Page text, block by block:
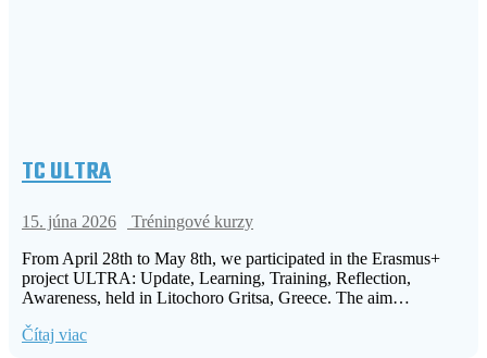
TC ULTRA
15. júna 2026
Tréningové kurzy
From April 28th to May 8th, we participated in the Erasmus+
project ULTRA: Update, Learning, Training, Reflection,
Awareness, held in Litochoro Gritsa, Greece. The aim…
Čítaj viac